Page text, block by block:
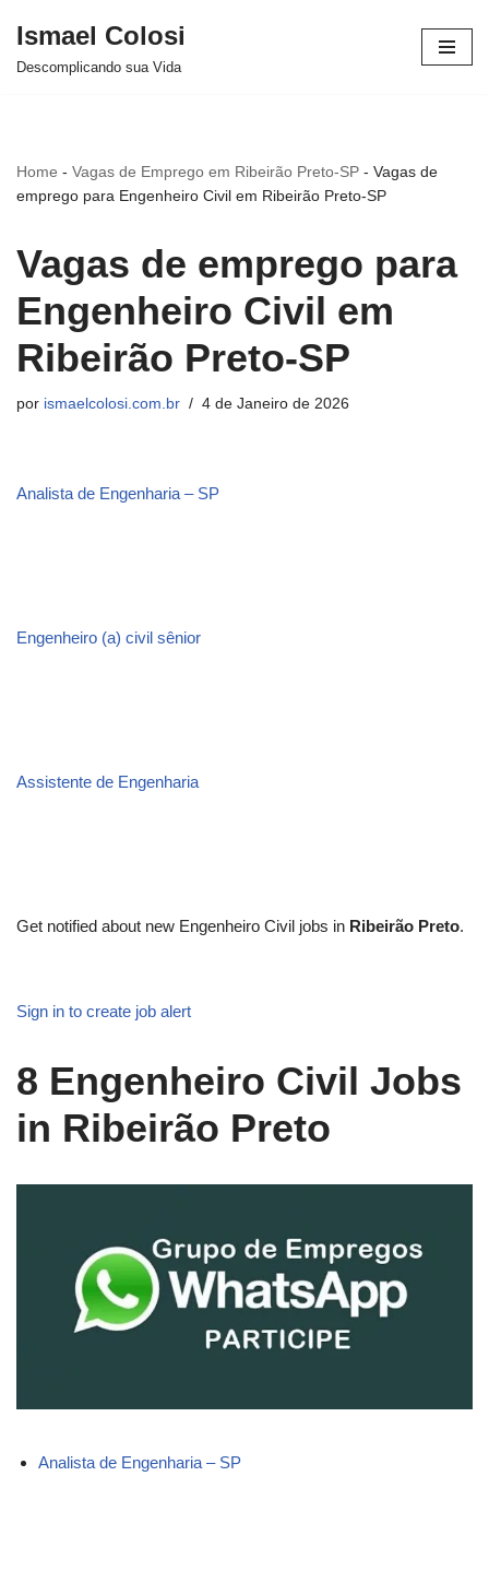
Avançar
Ismael Colosi
Descomplicando sua Vida
Home - Vagas de Emprego em Ribeirão Preto-SP - Vagas de
emprego para Engenheiro Civil em Ribeirão Preto-SP
Vagas de emprego para
Engenheiro Civil em
Ribeirão Preto-SP
por ismaelcolosi.com.br 4 de Janeiro de 2026
Analista de Engenharia – SP
Engenheiro (a) civil sênior
Assistente de Engenharia
Get notified about new Engenheiro Civil jobs in Ribeirão Preto.
Sign in to create job alert
8 Engenheiro Civil Jobs
in Ribeirão Preto
Analista de Engenharia – SP